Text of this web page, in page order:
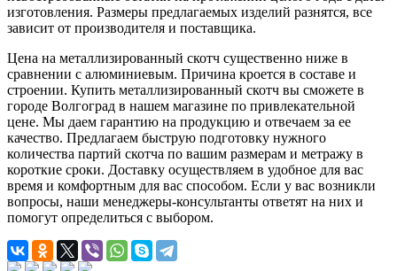
изготовления. Размеры предлагаемых изделий разнятся, все
зависит от производителя и поставщика.
Цена на металлизированный скотч существенно ниже в
сравнении с алюминиевым. Причина кроется в составе и
строении. Купить металлизированный скотч вы сможете в
городе Волгоград в нашем магазине по привлекательной
цене. Мы даем гарантию на продукцию и отвечаем за ее
качество. Предлагаем быструю подготовку нужного
количества партий скотча по вашим размерам и метражу в
короткие сроки. Доставку осуществляем в удобное для вас
время и комфортным для вас способом. Если у вас возникли
вопросы, наши менеджеры-консультанты ответят на них и
помогут определиться с выбором.